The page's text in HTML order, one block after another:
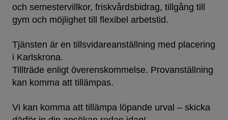
och semestervillkor, friskvårdsbidrag, tillgång till
gym och möjlighet till flexibel arbetstid.
Tjänsten är en tillsvidareanställning med placering
i Karlskrona.
Tillträde enligt överenskommelse. Provanställning
kan komma att tillämpas.
Vi kan komma att tillämpa löpande urval – skicka